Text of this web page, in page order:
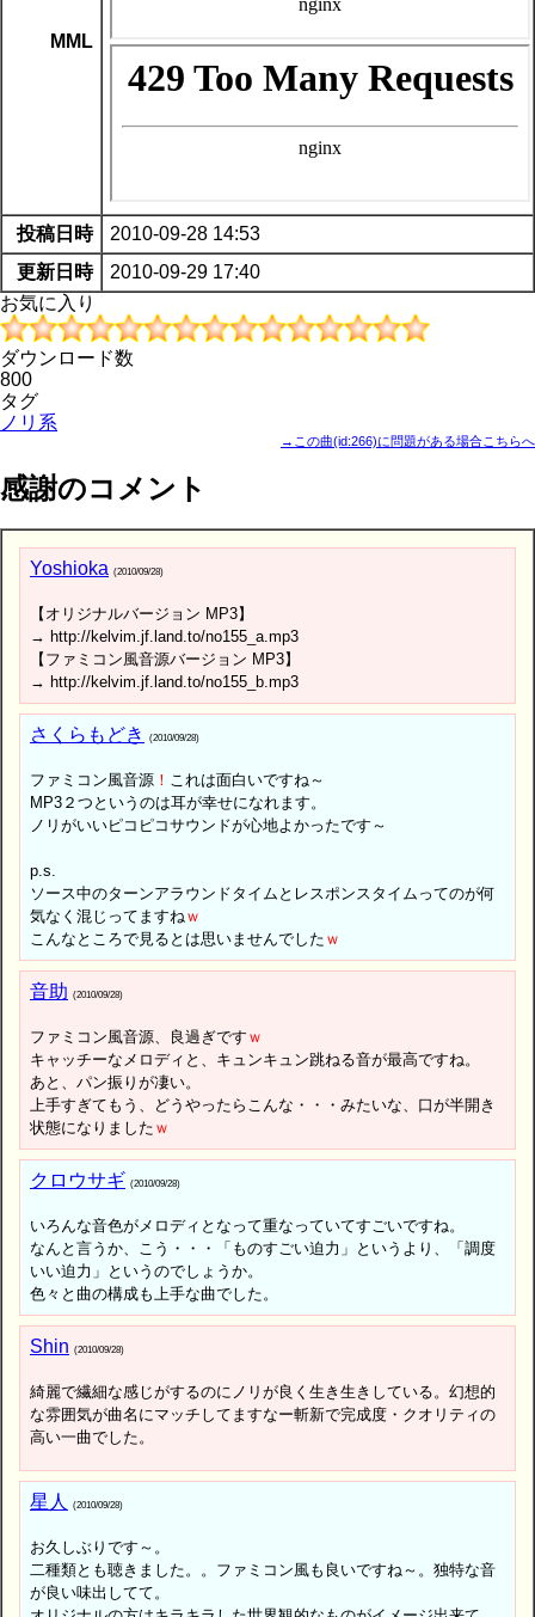
MML
投稿日時
2010-09-28 14:53
更新日時
2010-09-29 17:40
お気に入り
ダウンロード数
800
タグ
ノリ系
→この曲(id:266)に問題がある場合こちらへ
感謝のコメント
Yoshioka (2010/09/28)
【オリジナルバージョン MP3】
→ http://kelvim.jf.land.to/no155_a.mp3
【ファミコン風音源バージョン MP3】
→ http://kelvim.jf.land.to/no155_b.mp3
さくらもどき (2010/09/28)
ファミコン風音源 ！ これは面白いですね～
MP3２つというのは耳が幸せになれます。
ノリがいいピコピコサウンドが心地よかったです～
p.s.
ソース中のターンアラウンドタイムとレスポンスタイムってのが何
気なく混じってますね ｗ
こんなところで見るとは思いませんでした ｗ
音助 (2010/09/28)
ファミコン風音源、良過ぎです ｗ
キャッチーなメロディと、キュンキュン跳ねる音が最高ですね。
あと、パン振りが凄い。
上手すぎてもう、どうやったらこんな・・・みたいな、口が半開き
状態になりました ｗ
クロウサギ (2010/09/28)
いろんな音色がメロディとなって重なっていてすごいですね。
なんと言うか、こう・・・「ものすごい迫力」というより、「調度
いい迫力」というのでしょうか。
色々と曲の構成も上手な曲でした。
Shin (2010/09/28)
綺麗で繊細な感じがするのにノリが良く生き生きしている。幻想的
な雰囲気が曲名にマッチしてますなー斬新で完成度・クオリティの
高い一曲でした。
星人 (2010/09/28)
お久しぶりです～。
二種類とも聴きました。。ファミコン風も良いですね～。独特な音
が良い味出してて。